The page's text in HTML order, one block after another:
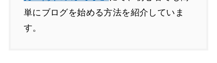
単にブログを始める方法を紹介していま
す。